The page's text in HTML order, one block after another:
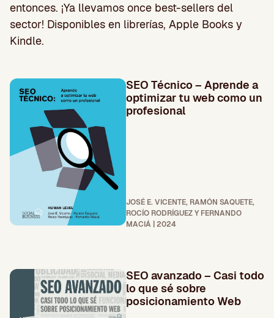
entonces. ¡Ya llevamos once best-sellers del
sector! Disponibles en librerías, Apple Books y
Kindle.
SEO Técnico – Aprende a
optimizar tu web como un
profesional
JOSÉ E. VICENTE, RAMÓN SAQUETE,
ROCÍO RODRÍGUEZ Y FERNANDO
MACIÁ | 2024
SEO avanzado – Casi todo
lo que sé sobre
posicionamiento Web